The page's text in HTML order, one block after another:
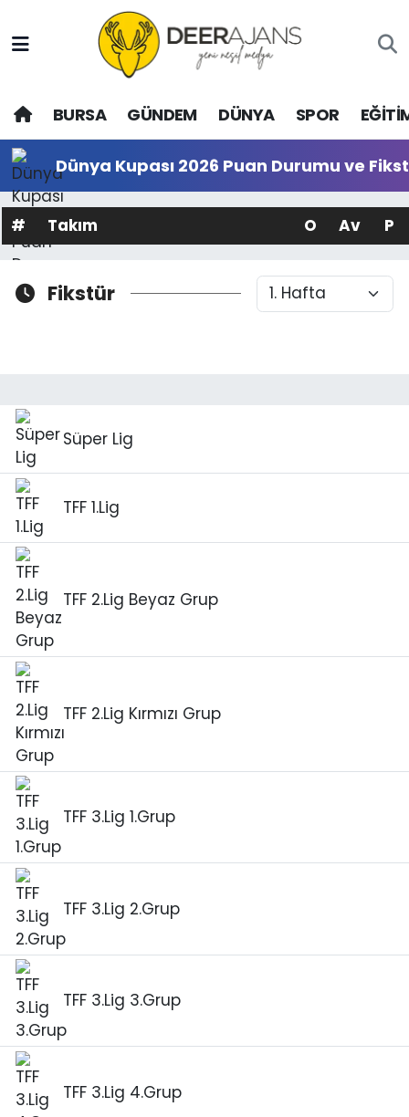
BURSA GÜNDEM DÜNYA SPOR
Dünya Kupası 2026 Puan Durumu ve
# Takım O Av P
Fikstür
Süper Lig
TFF 1.Lig
TFF 2.Lig Beyaz Grup
TFF 2.Lig Kırmızı Grup
TFF 3.Lig 1.Grup
TFF 3.Lig 2.Grup
TFF 3.Lig 3.Grup
TFF 3.Lig 4.Grup
Hava Durumu
Trafik Durumu
Puan Durumu ve Fikstür
Tüm Manşetler
Haber Arşivi